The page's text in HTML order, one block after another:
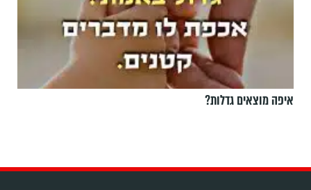
איפה מוצאים גדלות?